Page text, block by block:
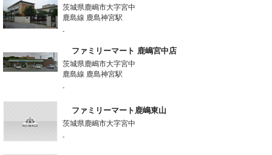
茨城県鹿嶋市大字宮中
鹿島線 鹿島神宮駅
-
ファミリーマート 鹿嶋宮中店
茨城県鹿嶋市大字宮中
鹿島線 鹿島神宮駅
-
ファミリーマート鹿嶋東山
茨城県鹿嶋市大字宮中
-